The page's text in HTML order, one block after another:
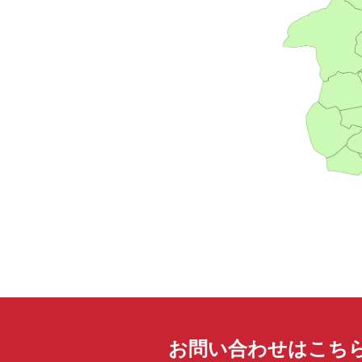
お問い合わせはこち